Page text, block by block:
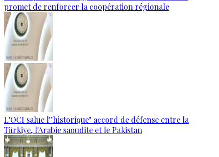
promet de renforcer la coopération régionale
L'OCI salue l'"historique" accord de défense entre la
Türkiye, l'Arabie saoudite et le Pakistan